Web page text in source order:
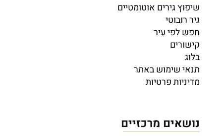
שיפוץ גירים אוטומטיים
גיר רובוטי
חפש לפי עיר
קישורים
בלוג
תנאי שימוש באתר
מדיניות פרטיות
נושאים מרכזיים